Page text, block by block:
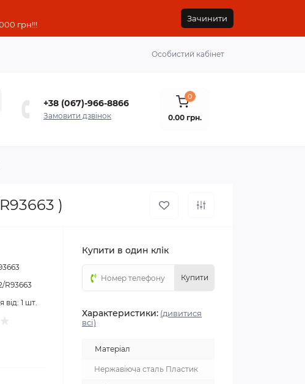
грн!!!
Зачинити
Особистий кабінет
+38 (067)-966-8866
Замовити дзвінок
0
0.00 грн.
)
R93663
від: 1 шт.
Купити в один клік
Купити
Характеристики: (дивитися
всі)
Матеріал
Нержавіюча сталь Пластик